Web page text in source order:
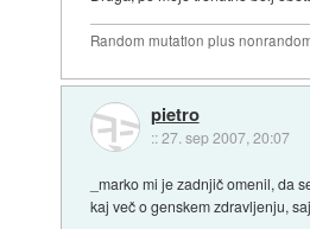
Random mutation plus
pietro
::27. sep 2007, 20:07
_marko mi je zadnjič omenil, da
kaj več o genskem zdravljenju,